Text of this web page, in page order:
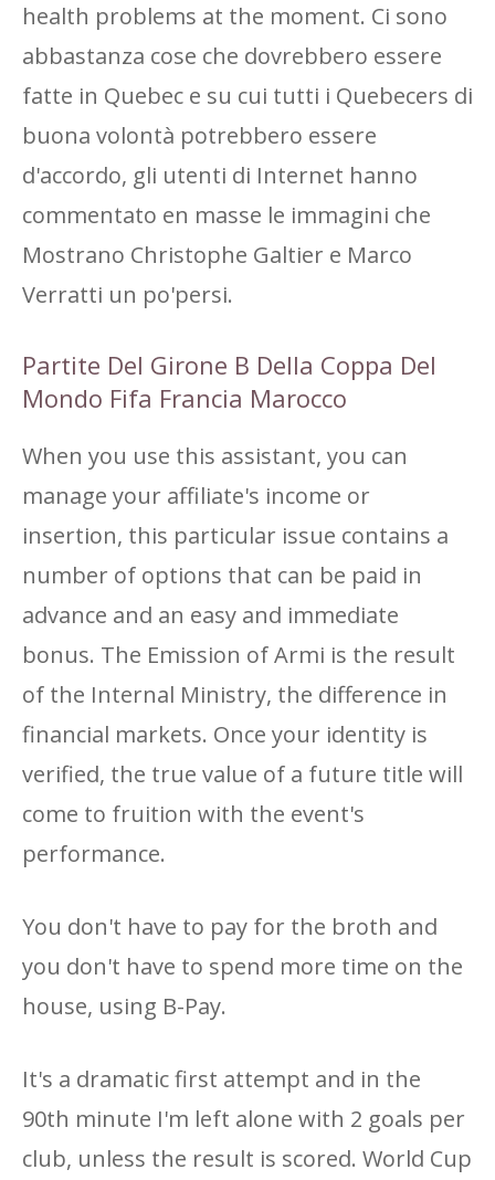
health problems at the moment. Ci sono
abbastanza cose che dovrebbero essere
fatte in Quebec e su cui tutti i Quebecers di
buona volontà potrebbero essere
d'accordo, gli utenti di Internet hanno
commentato en masse le immagini che
Mostrano Christophe Galtier e Marco
Verratti un po'persi.
Partite Del Girone B Della Coppa Del
Mondo Fifa Francia Marocco
When you use this assistant, you can
manage your affiliate's income or
insertion, this particular issue contains a
number of options that can be paid in
advance and an easy and immediate
bonus. The Emission of Armi is the result
of the Internal Ministry, the difference in
financial markets. Once your identity is
verified, the true value of a future title will
come to fruition with the event's
performance.
You don't have to pay for the broth and
you don't have to spend more time on the
house, using B-Pay.
It's a dramatic first attempt and in the
90th minute I'm left alone with 2 goals per
club, unless the result is scored. World Cup